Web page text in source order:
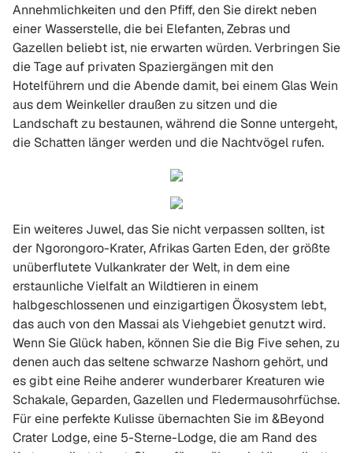
Annehmlichkeiten und den Pfiff, den Sie direkt neben
einer Wasserstelle, die bei Elefanten, Zebras und
Gazellen beliebt ist, nie erwarten würden. Verbringen Sie
die Tage auf privaten Spaziergängen mit den
Hotelführern und die Abende damit, bei einem Glas Wein
aus dem Weinkeller draußen zu sitzen und die
Landschaft zu bestaunen, während die Sonne untergeht,
die Schatten länger werden und die Nachtvögel rufen.
Ein weiteres Juwel, das Sie nicht verpassen sollten, ist
der Ngorongoro-Krater, Afrikas Garten Eden, der größte
unüberflutete Vulkankrater der Welt, in dem eine
erstaunliche Vielfalt an Wildtieren in einem
halbgeschlossenen und einzigartigen Ökosystem lebt,
das auch von den Massai als Viehgebiet genutzt wird.
Wenn Sie Glück haben, können Sie die Big Five sehen, zu
denen auch das seltene schwarze Nashorn gehört, und
es gibt eine Reihe anderer wunderbarer Kreaturen wie
Schakale, Geparden, Gazellen und Fledermausohrfüchse.
Für eine perfekte Kulisse übernachten Sie im &Beyond
Crater Lodge, eine 5-Sterne-Lodge, die am Rand des